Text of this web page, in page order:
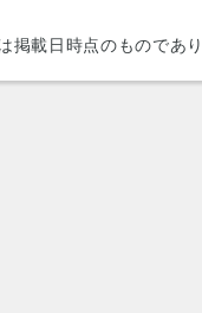
掲載日時点のものであ